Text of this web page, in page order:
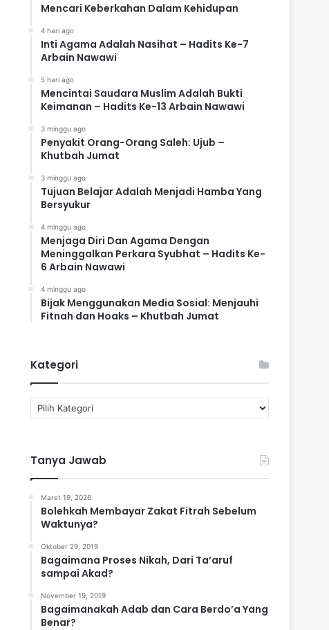
Mencari Keberkahan Dalam Kehidupan
4 hari ago
Inti Agama Adalah Nasihat – Hadits Ke-7
Arbain Nawawi
5 hari ago
Mencintai Saudara Muslim Adalah Bukti
Keimanan – Hadits Ke-13 Arbain Nawawi
3 minggu ago
Penyakit Orang-Orang Saleh: Ujub –
Khutbah Jumat
3 minggu ago
Tujuan Belajar Adalah Menjadi Hamba Yang
Bersyukur
4 minggu ago
Menjaga Diri Dan Agama Dengan
Meninggalkan Perkara Syubhat – Hadits Ke-
6 Arbain Nawawi
4 minggu ago
Bijak Menggunakan Media Sosial: Menjauhi
Fitnah dan Hoaks – Khutbah Jumat
Kategori
a
g
o
Tanya Jawab
Maret 19, 2026
Bolehkah Membayar Zakat Fitrah Sebelum
Waktunya?
Oktober 29, 2019
Bagaimana Proses Nikah, Dari Ta’aruf
sampai Akad?
November 19, 2019
Bagaimanakah Adab dan Cara Berdo’a Yang
Benar?